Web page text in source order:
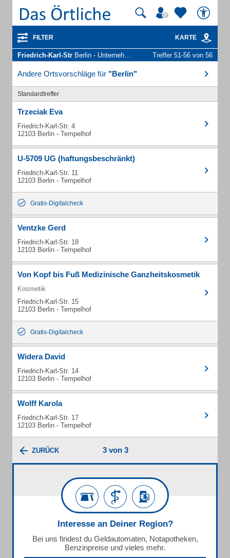
FILTER KARTE
Friedrich-Karl-Str Berlin - Unternehmen und Personen Treffer 51-56 von 56
Andere Ortsvorschläge für "Berlin"
Standardtreffer
Trzeciak Eva
Friedrich-Karl-Str. 4
12103 Berlin - Tempelhof
U-5709 UG (haftungsbeschränkt)
Friedrich-Karl-Str. 11
12103 Berlin - Tempelhof
Gratis-Digitalcheck
Ventzke Gerd
Friedrich-Karl-Str. 18
12103 Berlin - Tempelhof
Von Kopf bis Fuß Medizinische Ganzheitskosmetik
Kosmetik
Friedrich-Karl-Str. 15
12103 Berlin - Tempelhof
Gratis-Digitalcheck
Widera David
Friedrich-Karl-Str. 14
12103 Berlin - Tempelhof
Wolff Karola
Friedrich-Karl-Str. 17
12103 Berlin - Tempelhof
ZURÜCK 3 von 3
Interesse an Deiner Region?
Bei uns findest du Geldautomaten, Notapotheken,
Benzinpreise und vieles mehr.